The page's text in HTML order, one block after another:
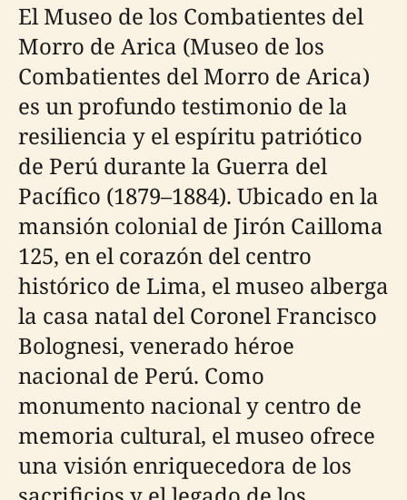
El Museo de los Combatientes del
Morro de Arica (Museo de los
Combatientes del Morro de Arica)
es un profundo testimonio de la
resiliencia y el espíritu patriótico
de Perú durante la Guerra del
Pacífico (1879–1884). Ubicado en la
mansión colonial de Jirón Cailloma
125, en el corazón del centro
histórico de Lima, el museo alberga
la casa natal del Coronel Francisco
Bolognesi, venerado héroe
nacional de Perú. Como
monumento nacional y centro de
memoria cultural, el museo ofrece
una visión enriquecedora de los